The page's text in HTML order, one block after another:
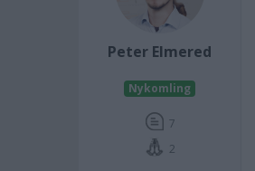
Peter Elmered
Nykomling
7
2